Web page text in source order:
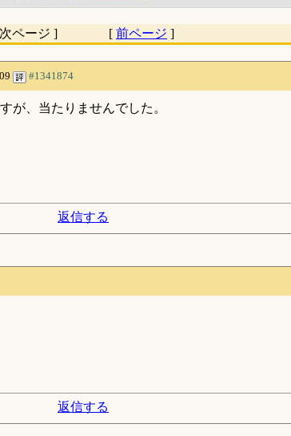
次ページ ] [ 前ページ ]
#1341874
が、当たりませんでした。
返信する
返信する